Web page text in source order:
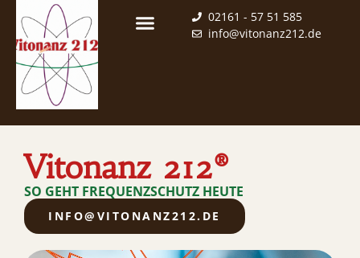
02161 - 57 51 585
info@vitonanz212.de
Vitonanz 212®
SO GEHT FREQUENZSCHUTZ HEUTE
INFO@VITONANZ212.DE